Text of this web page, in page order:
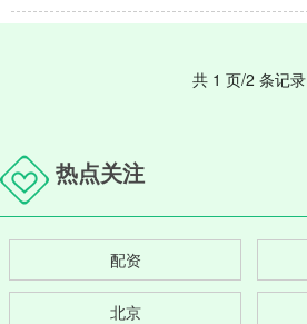
共 1 页/2 条记录
热点关注
配资
北京